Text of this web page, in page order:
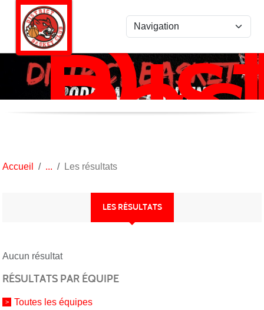
/
Accueil Les résultats
LES RÉSULTATS
Aucun résultat
RÉSULTATS PAR ÉQUIPE
Toutes les équipes
Panneau de gestion des cookies